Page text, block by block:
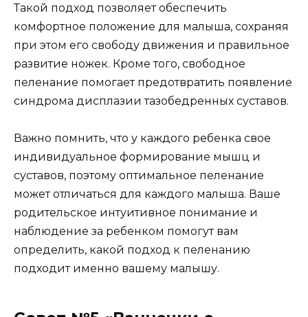
Такой подход позволяет обеспечить
комфортное положение для малыша, сохраняя
при этом его свободу движения и правильное
развитие ножек. Кроме того, свободное
пеленание помогает предотвратить появление
синдрома дисплазии тазобедренных суставов.
Важно помнить, что у каждого ребенка свое
индивидуальное формирование мышц и
суставов, поэтому оптимальное пеленание
может отличаться для каждого малыша. Ваше
родительское интуитивное понимание и
наблюдение за ребенком помогут вам
определить, какой подход к пеленанию
подходит именно вашему малышу.